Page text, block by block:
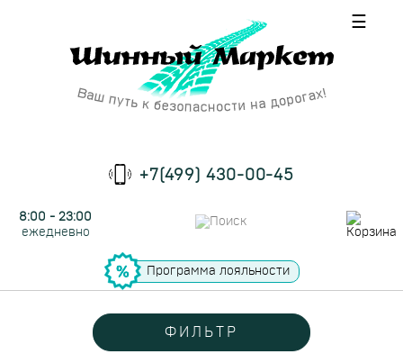
☰
+7(499) 430-00-45
8:00 - 23:00
ежедневно
Программа лояльности
ФИЛЬТР